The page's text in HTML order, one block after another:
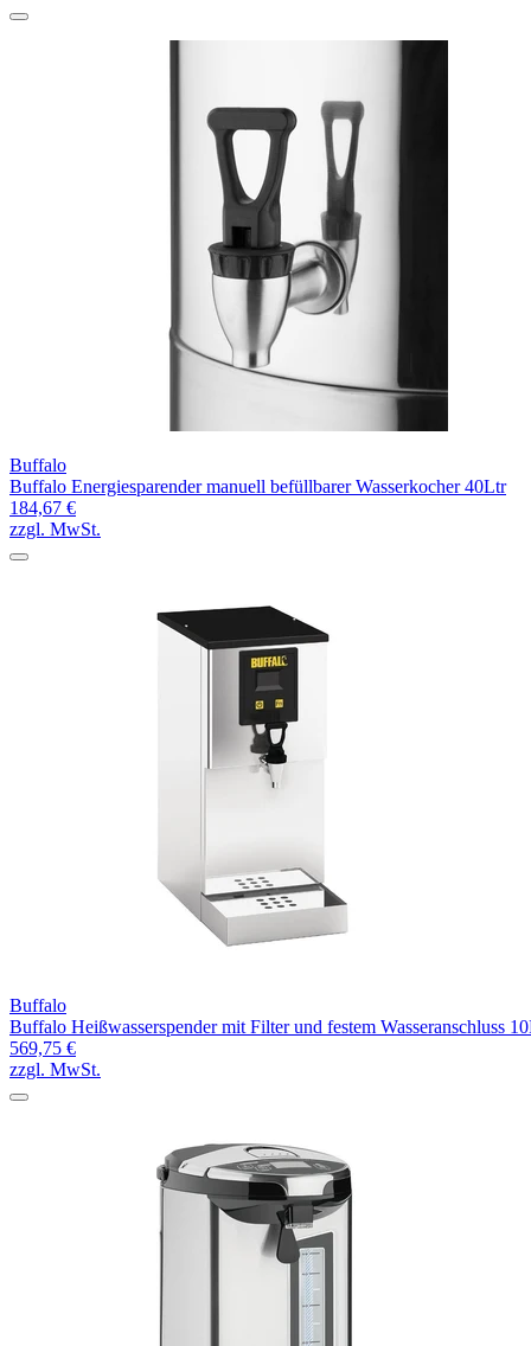
Buffalo
Buffalo Energiesparender manuell befüllbarer Wasserkocher 40Ltr
184,67 €
zzgl. MwSt.
Buffalo
Buffalo Heißwasserspender mit Filter und festem Wasseranschluss
569,75 €
zzgl. MwSt.